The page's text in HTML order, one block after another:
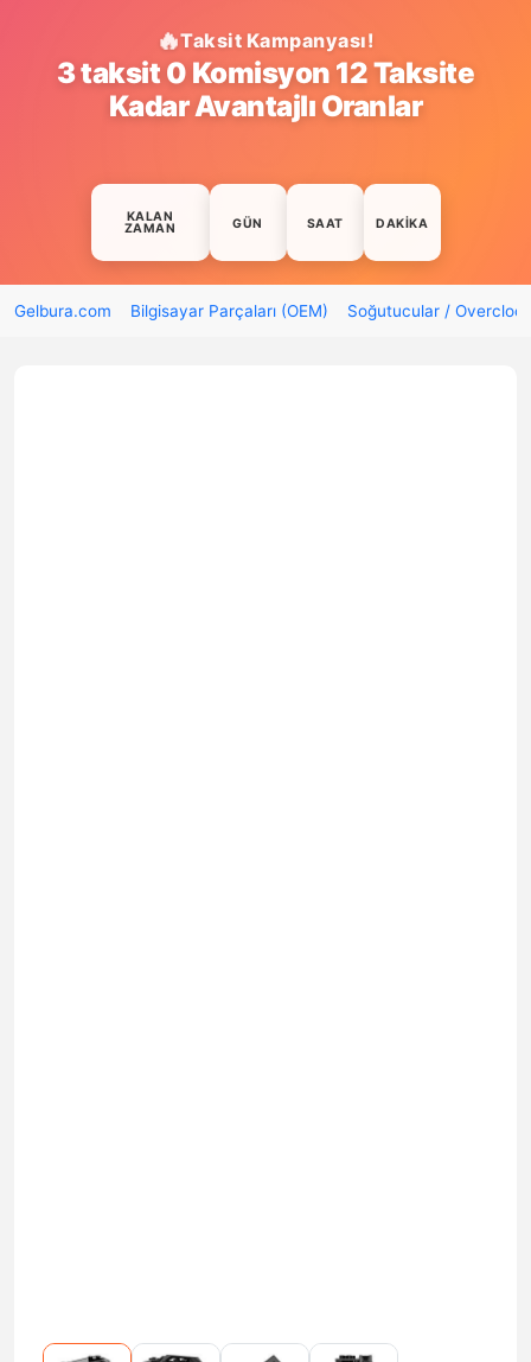
Taksit Kampanyası!
3 taksit 0 Komisyon 12 Taksite
Kadar Avantajlı Oranlar
KALAN
ZAMAN GÜN SAAT DAKIKA
Gelbura.com Bilgisayar Parçaları (OEM) Soğutucular / Overclock